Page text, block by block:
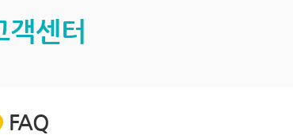
객센터
FAQ